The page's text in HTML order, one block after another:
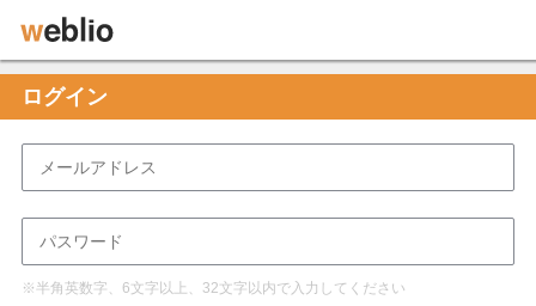
ログイン
※半角英数字、6文字以上、32文字以内で入力してください